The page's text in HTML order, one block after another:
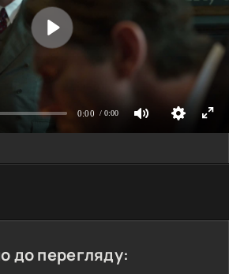
до перегляду: